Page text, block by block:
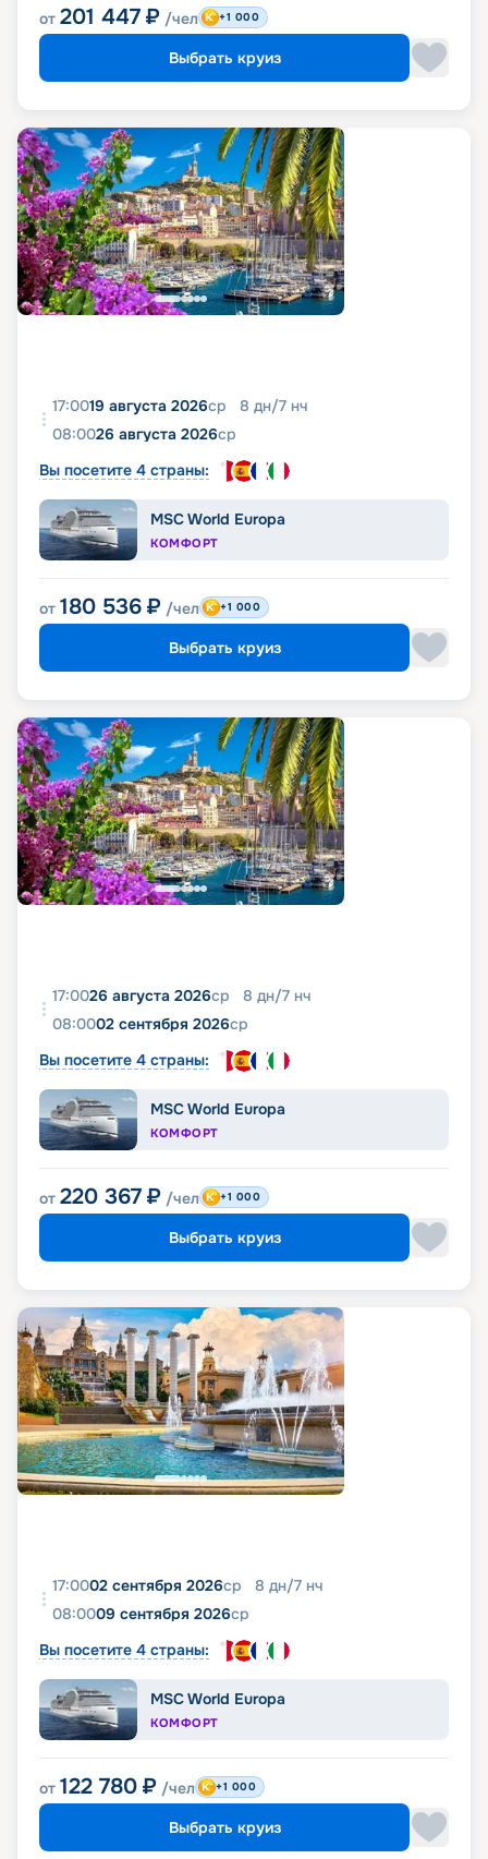
от 201 447 ₽ /чел +1 000
Выбрать круиз
17:0019 августа 2026ср 8 дн/7 нч
08:0026 августа 2026ср
Вы посетите 4 страны:
MSC World Europa
КОМФОРТ
от 180 536 ₽ /чел +1 000
Выбрать круиз
17:0026 августа 2026ср 8 дн/7 нч
08:0002 сентября 2026ср
Вы посетите 4 страны:
MSC World Europa
КОМФОРТ
от 220 367 ₽ /чел +1 000
Выбрать круиз
17:0002 сентября 2026ср 8 дн/7 нч
08:0009 сентября 2026ср
Вы посетите 4 страны:
MSC World Europa
КОМФОРТ
от 122 780 ₽ /чел +1 000
Выбрать круиз